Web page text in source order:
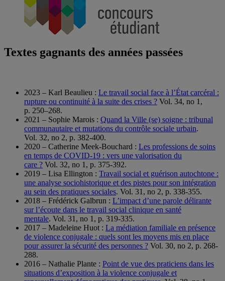
Textes gagnants des années passées
2023 – Karl Beaulieu : Le travail social face à l’État carcéral :
rupture ou continuité à la suite des crises ? Vol. 34, no 1,
p. 250–268.
2021 – Sophie Marois : Quand la Ville (se) soigne : tribunal
communautaire et mutations du contrôle sociale urbain.
Vol. 32, no 2, p. 382-400.
2020 – Catherine Meek-Bouchard : Les professions de soins
en temps de COVID-19 : vers une valorisation du
care ? Vol. 32, no 1, p. 375-392.
2019 – Lisa Ellington : Travail social et guérison autochtone :
une analyse sociohistorique et des pistes pour son intégration
au sein des pratiques sociales. Vol. 31, no 2, p. 338-355.
2018 – Frédérick Galbrun : L’impact d’une parole délirante
sur l’écoute dans le travail social clinique en santé
mentale. Vol. 31, no 1, p. 319-335.
2017 – Madeleine Huot : La médiation familiale en présence
de violence conjugale : quels sont les moyens mis en place
pour assurer la sécurité des personnes ? Vol. 30, no 2, p. 268-
288.
2016 – Nathalie Plante : Point de vue des praticiens dans les
situations d’exposition à la violence conjugale et